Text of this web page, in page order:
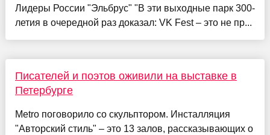
Лидеры России "Эльбрус" "В эти выходные парк 300-
летия в очередной раз доказал: VK Fest – это не пр...
Писателей и поэтов оживили на выставке в
Петербурге
Metro поговорило со скульптором. Инсталляция
"Авторский стиль" – это 13 залов, рассказывающих о